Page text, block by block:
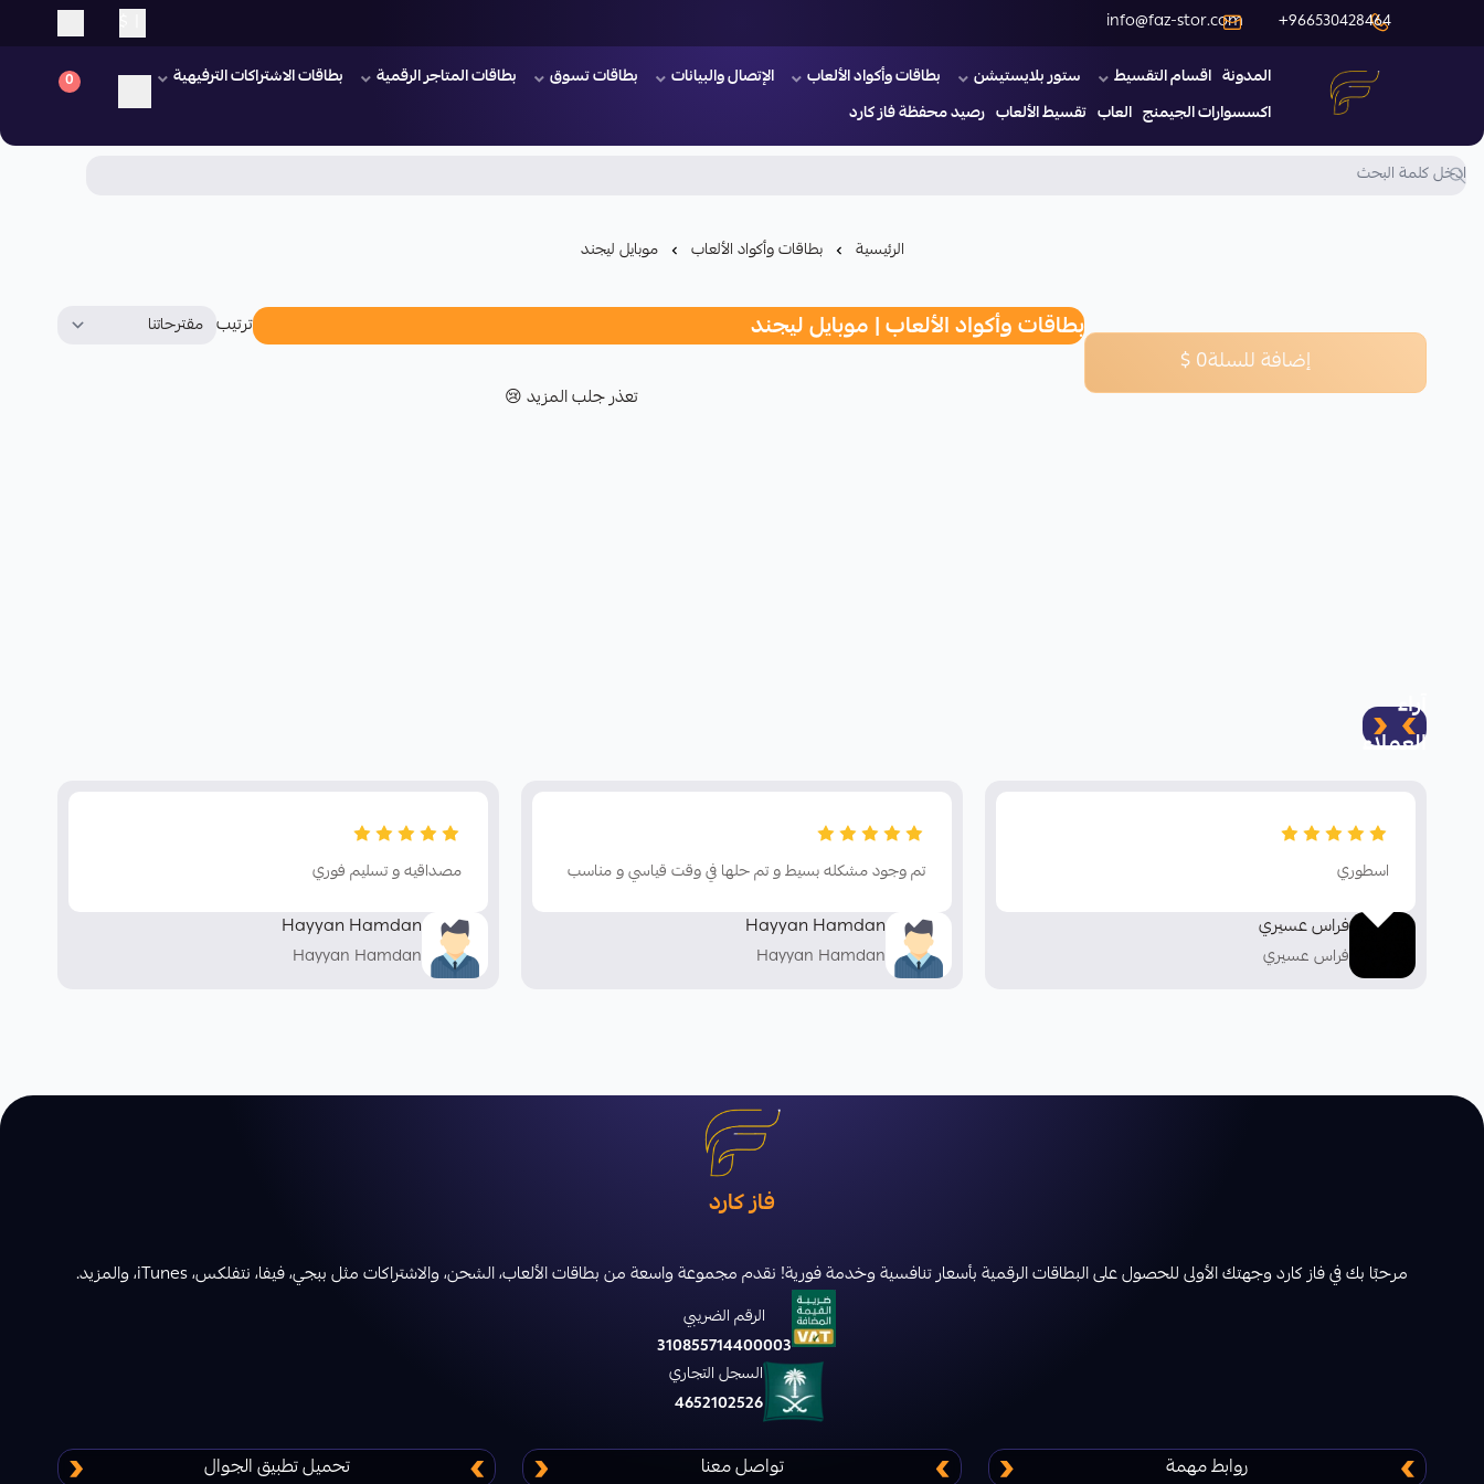
+966530428464
info@faz-stor.com
فاز كارد
المدونة اقسام التقسيط ستور بلايستيشن بطاقات وأكواد الألعاب الإتصال والبيانات بطاقات تسوق بطاقات المتاجر الرقمية
بطاقات الاشتراكات الترفيهية
اكسسوارات الجيمنج العاب تقسيط الألعاب رصيد محفظة فاز كارد
0
الرئيسية بطاقات وأكواد الألعاب موبايل ليجند
إضافة للسلة0
$
بطاقات وأكواد الألعاب | موبايل ليجند ترتيب
تعذر جلب المزيد 😢
آراء
العملاء
اسطوري
فراس عسيري
فراس عسيري
تم وجود مشكله بسيط و تم حلها في وقت قياسي و مناسب
Hayyan Hamdan
Hayyan Hamdan
مصداقيه و تسليم فوري
Hayyan Hamdan
Hayyan Hamdan
فاز كارد
مرحبًا بك في فاز كارد وجهتك الأولى للحصول على البطاقات الرقمية بأسعار تنافسية وخدمة فورية! نقدم مجموعة واسعة من بطاقات الألعاب، الشحن، والاشتراكات مثل ببجي، فيفا، نتفلكس، iTunes، والمزيد.
الرقم الضريبي
310855714400003
السجل التجاري
4652102526
روابط مهمة تواصل معنا تحميل تطبيق الجوال